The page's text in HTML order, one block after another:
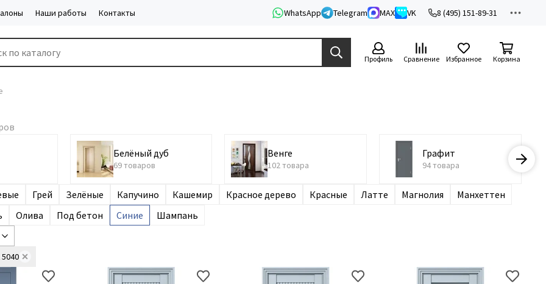
Наши работы Контакты WhatsApp Telegram MAX VK 8 (495) 151-89-31
Профиль Сравнение Избранное Корзина
Белёный дуб
69 товаров
Венге
102 товара
Графит
94 товара
Грей Зелёные Капучино Кашемир Красное дерево Красные Латте Магнолия
Манхеттен
Олива Под бетон Синие Шампань
5040